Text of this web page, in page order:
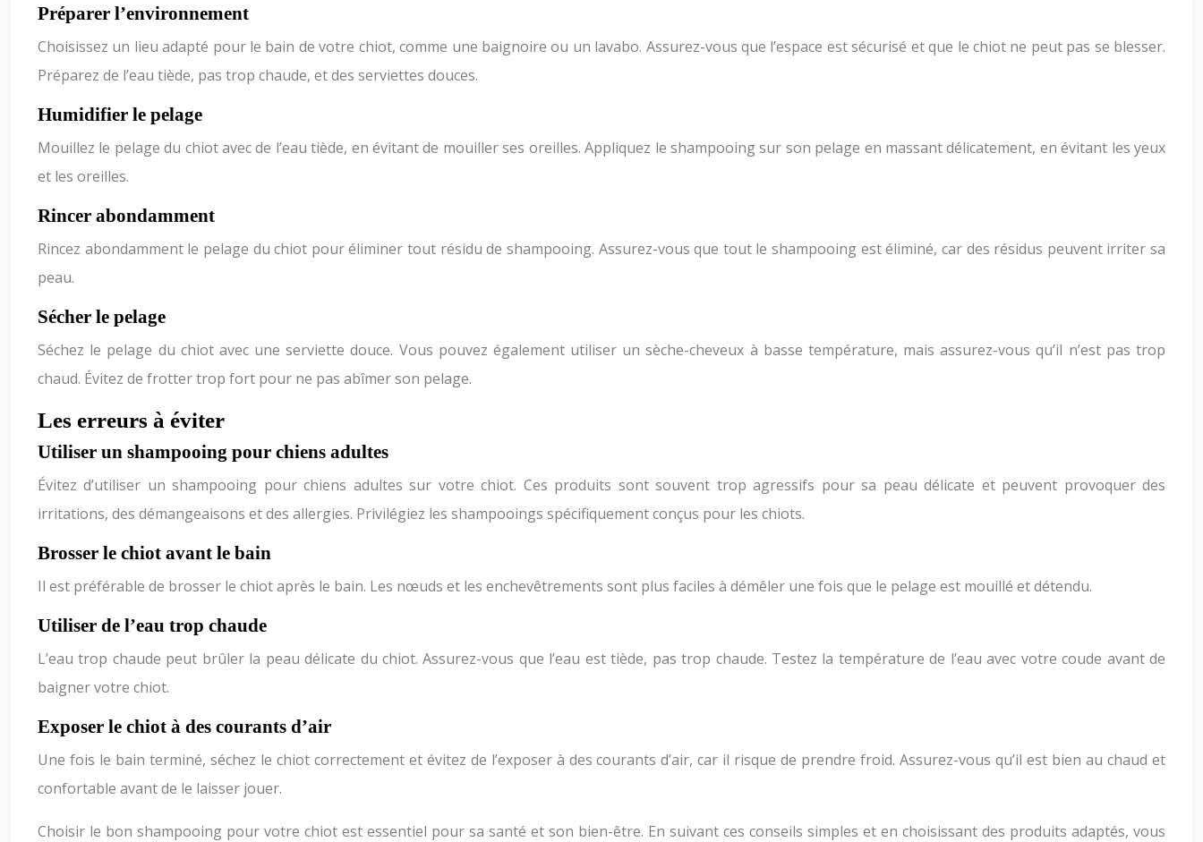
Préparer l’environnement
Choisissez un lieu adapté pour le bain de votre chiot, comme une baignoire ou un lavabo. Assurez-vous que l’espace est sécurisé et que le chiot ne peut pas se blesser.
Préparez de l’eau tiède, pas trop chaude, et des serviettes douces.
Humidifier le pelage
Mouillez le pelage du chiot avec de l’eau tiède, en évitant de mouiller ses oreilles. Appliquez le shampooing sur son pelage en massant délicatement, en évitant les yeux
et les oreilles.
Rincer abondamment
Rincez abondamment le pelage du chiot pour éliminer tout résidu de shampooing. Assurez-vous que tout le shampooing est éliminé, car des résidus peuvent irriter sa
peau.
Sécher le pelage
Séchez le pelage du chiot avec une serviette douce. Vous pouvez également utiliser un sèche-cheveux à basse température, mais assurez-vous qu’il n’est pas trop
chaud. Évitez de frotter trop fort pour ne pas abîmer son pelage.
Les erreurs à éviter
Utiliser un shampooing pour chiens adultes
Évitez d’utiliser un shampooing pour chiens adultes sur votre chiot. Ces produits sont souvent trop agressifs pour sa peau délicate et peuvent provoquer des
irritations, des démangeaisons et des allergies. Privilégiez les shampooings spécifiquement conçus pour les chiots.
Brosser le chiot avant le bain
Il est préférable de brosser le chiot après le bain. Les nœuds et les enchevêtrements sont plus faciles à démêler une fois que le pelage est mouillé et détendu.
Utiliser de l’eau trop chaude
L’eau trop chaude peut brûler la peau délicate du chiot. Assurez-vous que l’eau est tiède, pas trop chaude. Testez la température de l’eau avec votre coude avant de
baigner votre chiot.
Exposer le chiot à des courants d’air
Une fois le bain terminé, séchez le chiot correctement et évitez de l’exposer à des courants d’air, car il risque de prendre froid. Assurez-vous qu’il est bien au chaud et
confortable avant de le laisser jouer.
Choisir le bon shampooing pour votre chiot est essentiel pour sa santé et son bien-être. En suivant ces conseils simples et en choisissant des produits adaptés, vous